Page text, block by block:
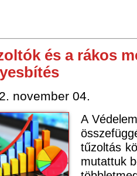
és a rákos
november 04.
A
tűzoltás
mutattuk